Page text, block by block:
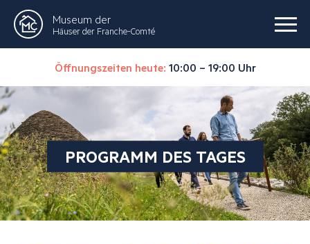
Museum der
Häuser der Franche-Comté
Öffnungszeiten heute: 10:00 – 19:00 Uhr
PROGRAMM DES TAGES